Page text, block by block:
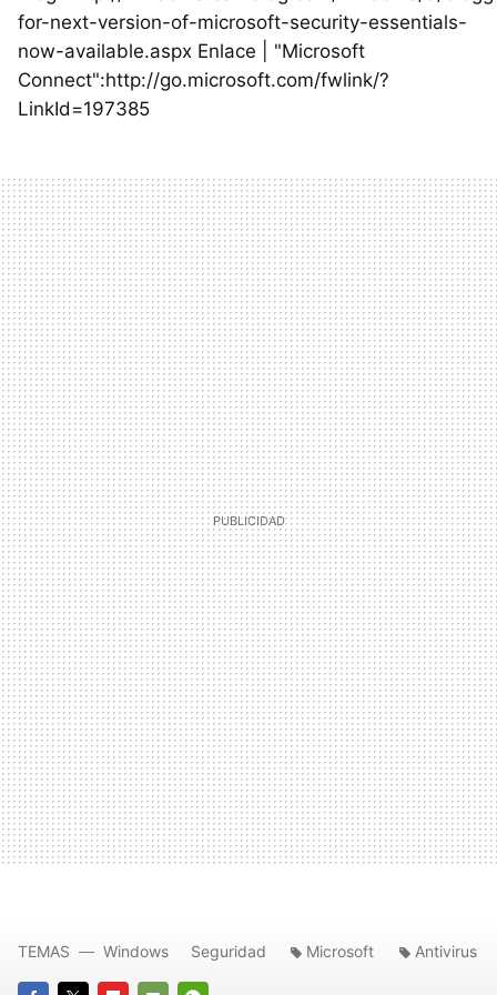
for-next-version-of-microsoft-security-essentials-
now-available.aspx Enlace | "Microsoft
Connect":http://go.microsoft.com/fwlink/?
LinkId=197385
TEMAS Windows Seguridad Microsoft Antivirus